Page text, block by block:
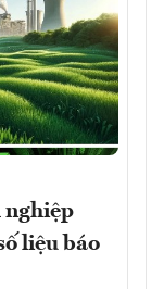
nghiệp
liệu báo